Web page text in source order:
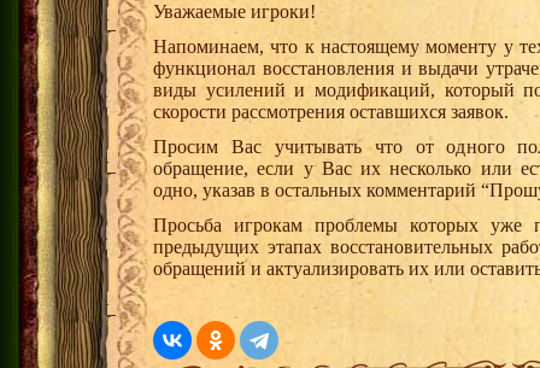
Уважаемые игроки!
Напоминаем, что к настоящему моменту у
функционал восстановления и выдачи
виды усилений и модификаций, который
скорости рассмотрения оставшихся заявок.
Просим Вас учитывать что от одного
обращение, если у Вас их несколько или
одно, указав в остальных комментарий
Просьба игрокам проблемы которых уже
предыдущих этапах восстановительных
обращений и актуализировать их или